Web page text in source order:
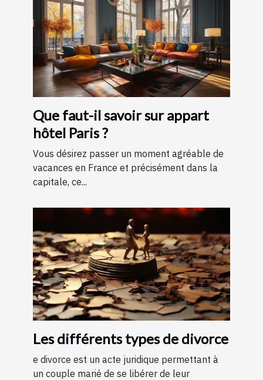
Que faut-il savoir sur appart
hôtel Paris ?
Vous désirez passer un moment agréable de
vacances en France et précisément dans la
capitale, ce...
Les différents types de divorce
e divorce est un acte juridique permettant à
un couple marié de se libérer de leur